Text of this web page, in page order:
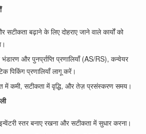
सटीकता बढ़ाने के लिए दोहराए जाने वाले कार्यों को
और पुनर्प्राप्ति प्रणालियाँ (AS/RS), कन्वेयर
पिकिंग प्रणालियाँ लागू करें।
में कमी, सटीकता में वृद्धि, और तेज़ प्रसंस्करण समय।
स्तर बनाए रखना और सटीकता में सुधार करना।